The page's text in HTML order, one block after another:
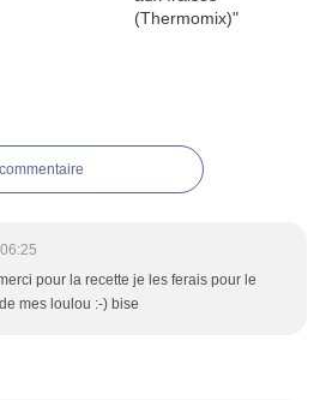
pour la recette je les ferais pour le
mes loulou :-) bise